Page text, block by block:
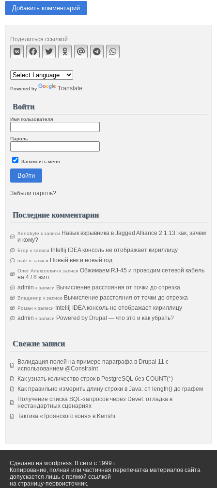
Добавить комментарий
Поделиться ссылкой
Powered by Translate
Войти
Имя пользователя
Пароль
Запомнить меня
Войти
Забыли пароль?
Последние комментарии
Xenobyte к записи Навык взрывника в Jagged Alliance 2 1.13: как, зачем
и кому?
Егор к записи Intellij IDEA консоль не отображает кириллицу
malz к записи Новый век и новый год.
Олег Алексеевич к записи Обжимаем RJ-45 и проводим сетевой кабель
на 4 / 8 жил
admin к записи Вычисление расстояния от точки до отрезка
Владимир к записи Вычисление расстояния от точки до отрезка
Роман к записи Intellij IDEA консоль не отображает кириллицу
admin к записи Powered by Drupal — что это и как убрать?
Свежие записи
Валидация полей на примере параграфа в Drupal 11 с
использованием @Constraint
Как узнать количество строк в PostgreSQL без COUNT(*)
Как правильно измерить длину строки в Java: от length() до графем
Получение списка SQL-запросов через Devel: отладка в
нестандартных сценариях
Тактика «Троянского коня» в Kenshi
Сделано на wordpress. В сети с 1999 г.
Копирование, полная или частичная перепечатка материалов сайта
допускается лишь с прямой ссылкой
на страницу-первоисточник.